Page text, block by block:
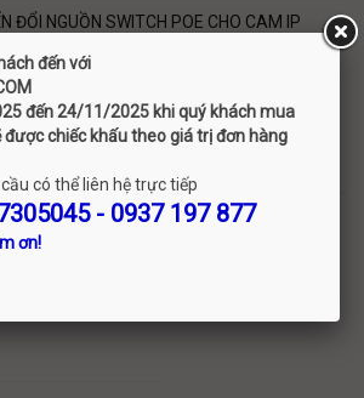
ĐỔI NGUỒN SWITCH POE CHO CAM IP
2020
24h TB 35-N
đến với
đến 24/11/2025 khi quý khách mua
được chiếc khấu theo giá trị đơn hàng
có thể liên hệ trực tiếp
- 0937 197 877
ơn!